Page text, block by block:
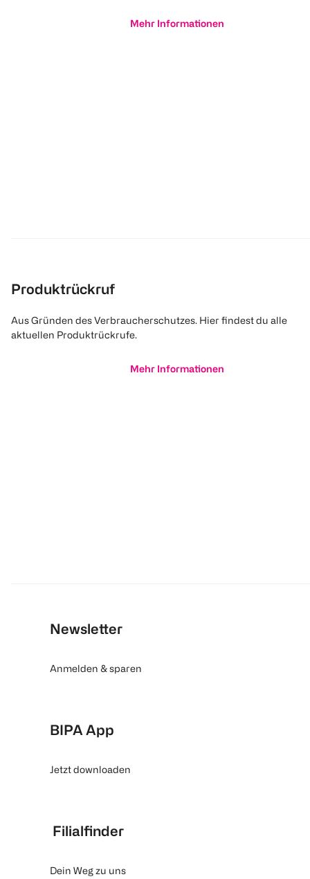
Mehr Informationen
Produktrückruf
Aus Gründen des Verbraucherschutzes. Hier findest du alle
aktuellen Produktrückrufe.
Mehr Informationen
Newsletter
Anmelden & sparen
BIPA App
Jetzt downloaden
Filialfinder
Dein Weg zu uns